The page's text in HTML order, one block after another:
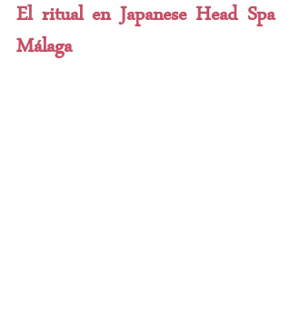
El ritual en Japanese Head Spa
Málaga